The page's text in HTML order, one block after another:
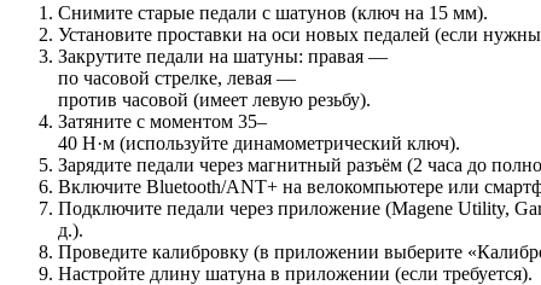
Снимите старые педали с шатунов (ключ на 15 мм).
Установите проставки на оси новых педалей (если нужны
Закрутите педали на шатуны: правая —
по часовой стрелке, левая —
против часовой (имеет левую резьбу).
Затяните с моментом 35–
40 Н·м (используйте динамометрический ключ).
Зарядите педали через магнитный разъём (2 часа до
Включите Bluetooth/ANT+ на велокомпьютере или
Подключите педали через приложение (Magene Utility,
д.).
Проведите калибровку (в приложении выберите
Настройте длину шатуна в приложении (если требуется).